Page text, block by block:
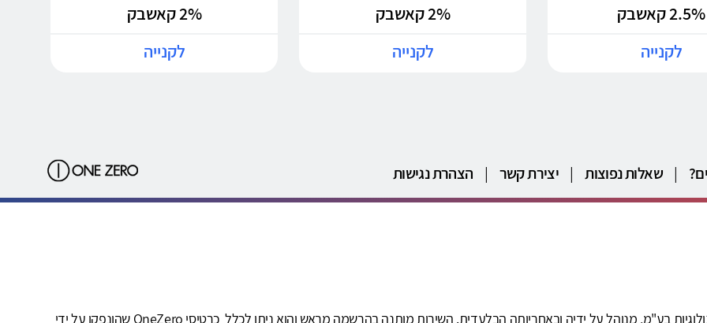
2.5% קאשבק
לקנייה
2% קאשבק
לקנייה
2% קאשבק
לקנייה
| שאלות נפוצות | יצירת קשר | הצהרת נגישות
שירות OneZero קאשבק ("השירות") ניתן על-ידי חברת קאשדו טכנולוגיות בע"מ, מנוהל על ידיה ובאחריותה הבלעדית. השירות מותנה בהרשמה מראש והוא ניתן לכלל כרטיסי OneZero שהונפקו על ידי